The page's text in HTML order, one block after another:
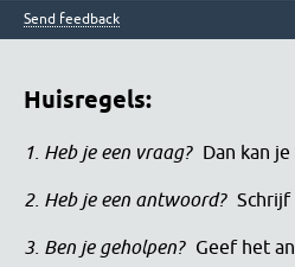
Send feedback
Huisregels:
1. Heb je een vraag? Dan kan
2. Heb je een antwoord? Schrijf
3. Ben je geholpen? Geef het